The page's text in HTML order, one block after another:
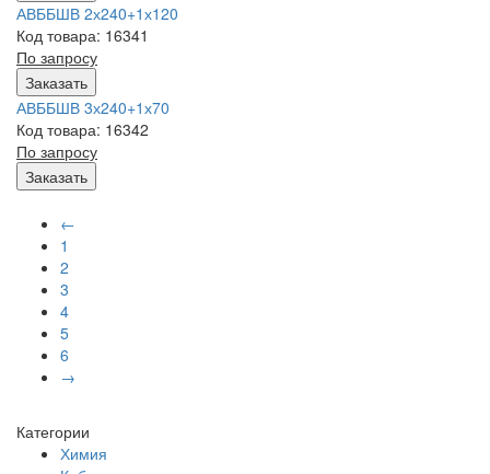
АВББШВ 2х240+1х120
Код товара: 16341
По запросу
Заказать
АВББШВ 3х240+1х70
Код товара: 16342
По запросу
Заказать
←
1
2
3
4
5
6
→
Категории
Химия